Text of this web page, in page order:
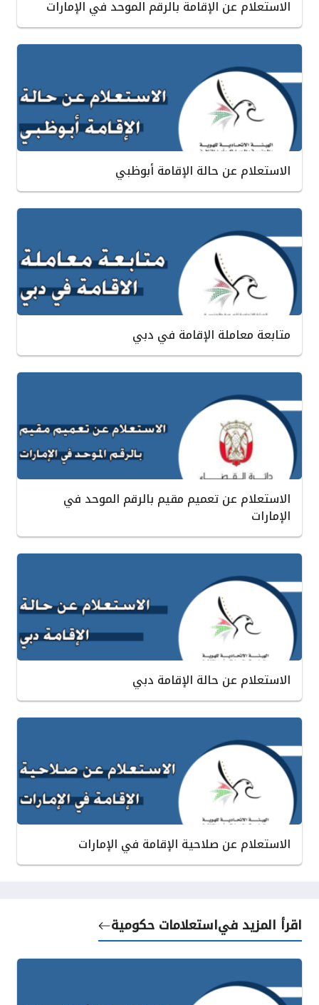
الاستعلام عن الإقامة بالرقم الموحد في الإمارات
الاستعلام عن حالة الإقامة أبوظبي
متابعة معاملة الإقامة في دبي
الاستعلام عن تعميم مقيم بالرقم الموحد في
الإمارات
الاستعلام عن حالة الإقامة دبي
الاستعلام عن صلاحية الإقامة في الإمارات
اقرأ المزيد فياستعلامات حكومية